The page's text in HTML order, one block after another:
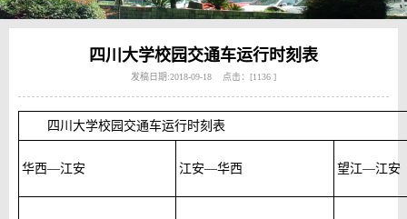
四川大学校园交通车运行时刻表
发稿日期:2018-09-18 点击：[1136 ]
四川大学校园交通车运行时刻表
华西—江安 江安—华西 望江—江安